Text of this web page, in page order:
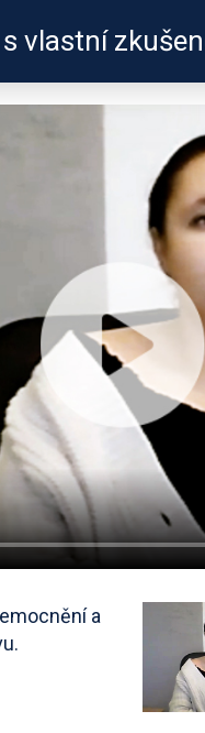
vlastní
a